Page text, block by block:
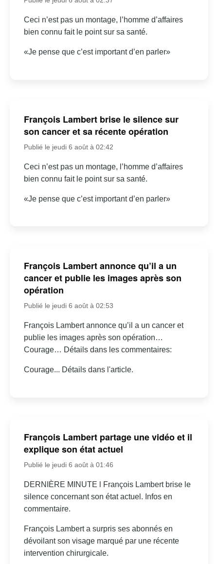
Ceci n’est pas un montage, l’homme d’affaires
bien connu fait le point sur sa santé.
«Je pense que c’est important d’en parler»
François Lambert brise le silence sur
son cancer et sa récente opération
Publié le jeudi 6 août à 02:42
Ceci n’est pas un montage, l’homme d’affaires
bien connu fait le point sur sa santé.
«Je pense que c’est important d’en parler»
François Lambert annonce qu’il a un
cancer et publie les images après son
opération
Publié le jeudi 6 août à 02:53
François Lambert annonce qu’il a un cancer et
publie les images après son opération…
Courage… Détails dans les commentaires:
Courage... Détails dans l'article.
François Lambert partage une vidéo et il
explique son état actuel
Publié le jeudi 6 août à 01:46
DERNIÈRE MINUTE l François Lambert brise le
silence concernant son état actuel. Infos en
commentaire.
François Lambert a surpris ses abonnés en
dévoilant son visage marqué par une récente
intervention chirurgicale.